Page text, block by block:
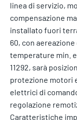
linea di servizio,
compensazione
installato fuori
60, con
temperature min.
11292, sarà
protezione motori
elettrici di
regolazione
Caratteristiche